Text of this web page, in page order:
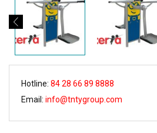
Hotline: 84 28 66 89 8888
Email: info@tntygroup.com